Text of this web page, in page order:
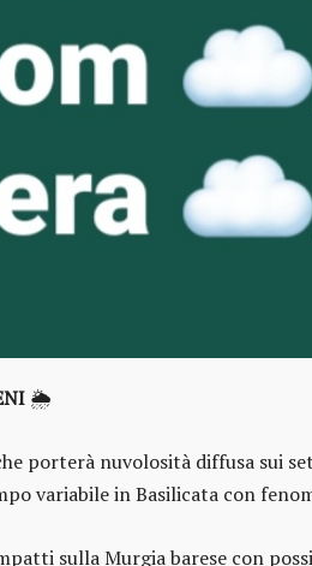
🌦️
porterà nuvolosità diffusa sui
variabile in Basilicata con
sulla Murgia barese con